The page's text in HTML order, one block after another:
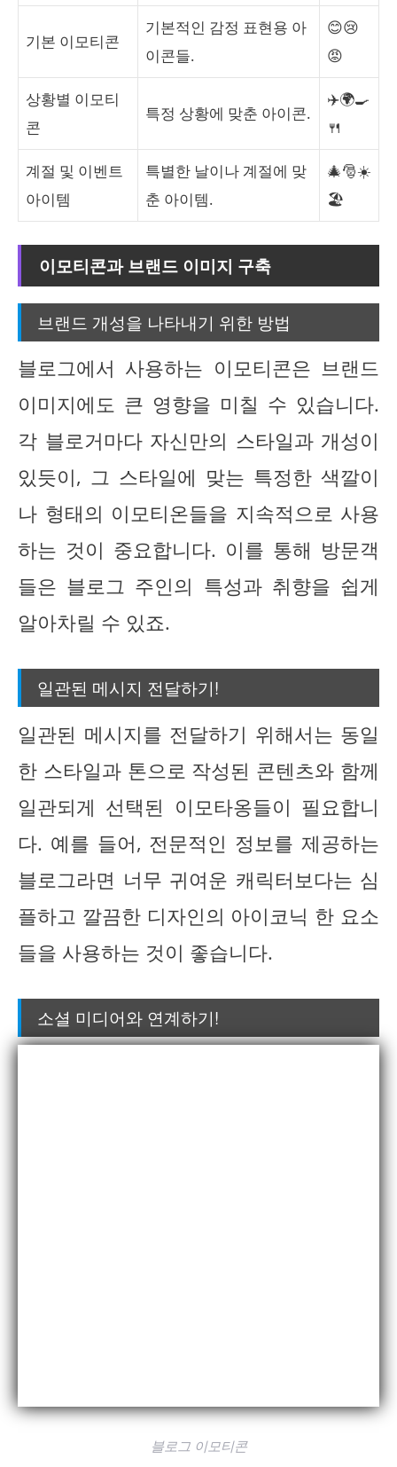
기본 이모티콘
기본적인 감정 표현용 아
이콘들.
😊😢
😡
상황별 이모티
콘
특정 상황에 맞춘 아이콘.
✈️🌍🍳
🍴
계절 및 이벤트
아이템
특별한 날이나 계절에 맞
춘 아이템.
🎄🎅☀️
🏖️
이모티콘과 브랜드 이미지 구축
브랜드 개성을 나타내기 위한 방법
블로그에서 사용하는 이모티콘은 브랜드
이미지에도 큰 영향을 미칠 수 있습니다.
각 블로거마다 자신만의 스타일과 개성이
있듯이, 그 스타일에 맞는 특정한 색깔이
나 형태의 이모티온들을 지속적으로 사용
하는 것이 중요합니다. 이를 통해 방문객
들은 블로그 주인의 특성과 취향을 쉽게
알아차릴 수 있죠.
일관된 메시지 전달하기!
일관된 메시지를 전달하기 위해서는 동일
한 스타일과 톤으로 작성된 콘텐츠와 함께
일관되게 선택된 이모타옹들이 필요합니
다. 예를 들어, 전문적인 정보를 제공하는
블로그라면 너무 귀여운 캐릭터보다는 심
플하고 깔끔한 디자인의 아이코닉 한 요소
들을 사용하는 것이 좋습니다.
소셜 미디어와 연계하기!
블로그 이모티콘